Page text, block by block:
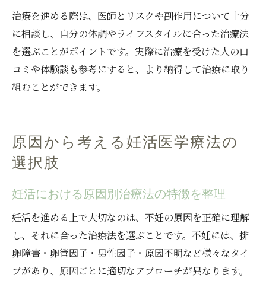
治療を進める際は、医師とリスクや副作用について十分
に相談し、自分の体調やライフスタイルに合った治療法
を選ぶことがポイントです。実際に治療を受けた人の口
コミや体験談も参考にすると、より納得して治療に取り
組むことができます。
原因から考える妊活医学療法の
選択肢
妊活における原因別治療法の特徴を整理
妊活を進める上で大切なのは、不妊の原因を正確に理解
し、それに合った治療法を選ぶことです。不妊には、排
卵障害・卵管因子・男性因子・原因不明など様々なタイ
プがあり、原因ごとに適切なアプローチが異なります。